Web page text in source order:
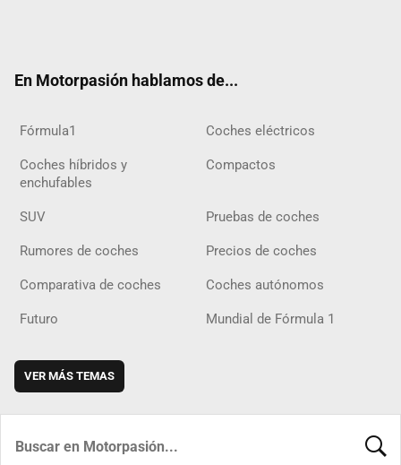
En Motorpasión hablamos de...
Fórmula1 Coches eléctricos
Coches híbridos y
enchufables
Compactos
SUV Pruebas de coches
Rumores de coches Precios de coches
Comparativa de coches Coches autónomos
Futuro Mundial de Fórmula 1
VER MÁS TEMAS